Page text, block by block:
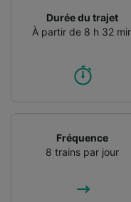
Durée du trajet
À partir de 8 h 32
Fréquence
8 trains par jour